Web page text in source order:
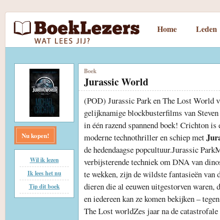
Home Leden
Nu kopen!
Wil ik lezen
Ik lees het nu
Tip dit boek
Boek
Jurassic World
(POD) Jurassic Park en The Lost World
gelijknamige blockbusterfilms van
in één razend spannend boek! Crichton is
moderne technothriller en schiep met
de hedendaagse popcultuur.Jurassic
verbijsterende techniek om DNA van
te wekken, zijn de wildste fantasieën van
dieren die al eeuwen uitgestorven waren,
en iedereen kan ze komen bekijken –
The Lost worldZes jaar na de